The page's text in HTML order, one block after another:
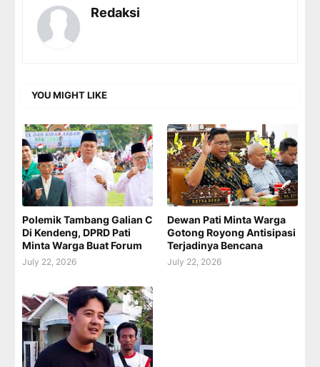
Redaksi
YOU MIGHT LIKE
Polemik Tambang Galian C
Di Kendeng, DPRD Pati
Minta Warga Buat Forum
July 22, 2026
Dewan Pati Minta Warga
Gotong Royong Antisipasi
Terjadinya Bencana
July 22, 2026